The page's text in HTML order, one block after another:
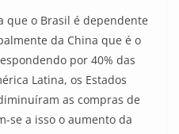
que o Brasil é dependente
da China que é o
por 40% das
Latina, os Estados
as compras de
se a isso o aumento da